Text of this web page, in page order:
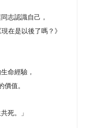
志認識自己，
現在是以後了嗎？》
命經驗，
價值。
死。」